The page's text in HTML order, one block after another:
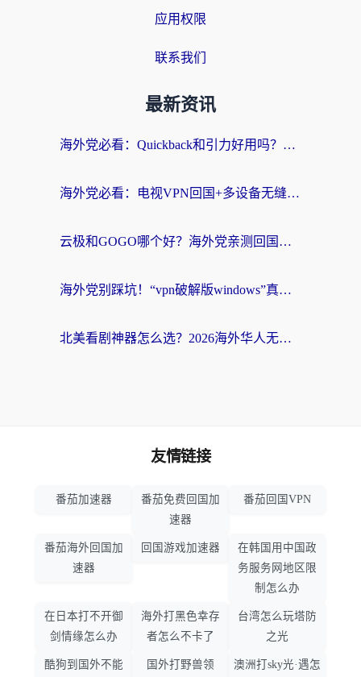
应用权限
联系我们
最新资讯
海外党必看：Quickback和引力好用吗？3分钟搞懂回国加速器怎么选
海外党必看：电视VPN回国+多设备无缝访问国内资源的实用指南
云极和GOGO哪个好？海外党亲测回国加速器选择指南（附iOS免费&Windows VPN实用技巧）
海外党别踩坑！“vpn破解版windows”真的能用？教你选对回国加速器无缝刷国内资源
北美看剧神器怎么选？2026海外华人无缝访问国内资源全攻略
友情链接
番茄加速器
番茄免费回国加
速器
番茄回国VPN
番茄海外回国加
速器
回国游戏加速器
在韩国用中国政
务服务网地区限
制怎么办
在日本打不开御
剑情缘怎么办
海外打黑色幸存
者怎么不卡了
台湾怎么玩塔防
之光
酷狗到国外不能 国外打野兽领 澳洲打sky光·遇怎